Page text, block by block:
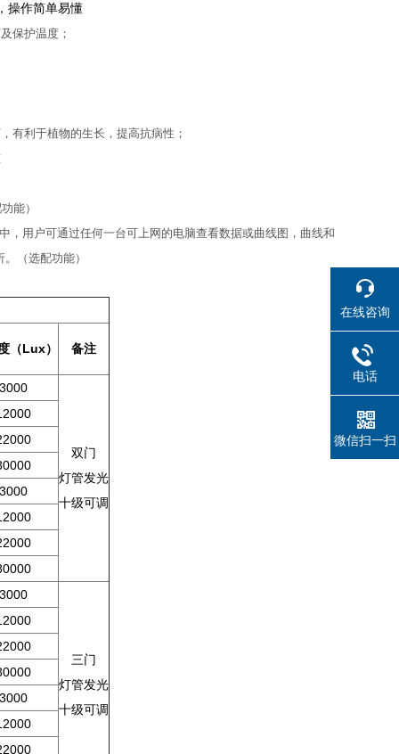
操作简单易懂
保护温度；
有利于植物的生长，提高抗病性；
能）
，用户可通过任何一台可上网的电脑查看数据或曲线图，曲线和
（选配功能）
（Lux）
备注
双门
灯管发光
十级可调
三门
灯管发光
十级可调
在线咨询
电话
微信扫一扫